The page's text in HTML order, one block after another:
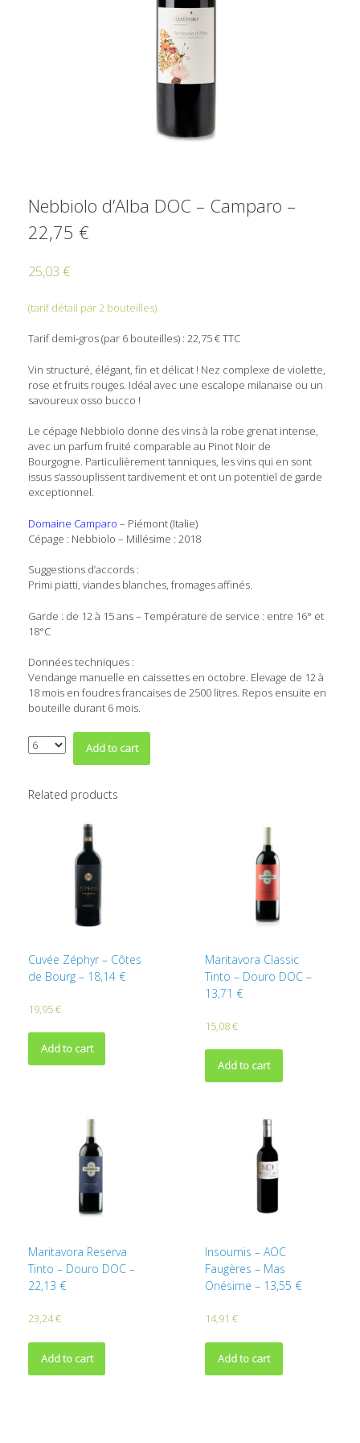
Nebbiolo d’Alba DOC – Camparo –
22,75 €
25,03 €
(tarif détail par 2 bouteilles)
Tarif demi-gros (par 6 bouteilles) : 22,75 € TTC
Vin structuré, élégant, fin et délicat ! Nez complexe de violette,
rose et fruits rouges. Idéal avec une escalope milanaise ou un
savoureux osso bucco !
Le cépage Nebbiolo donne des vins à la robe grenat intense,
avec un parfum fruité comparable au Pinot Noir de
Bourgogne. Particulièrement tanniques, les vins qui en sont
issus s’assouplissent tardivement et ont un potentiel de garde
exceptionnel.
Domaine Camparo – Piémont (Italie)
Cépage : Nebbiolo – Millésime : 2018
Suggestions d’accords :
Primi piatti, viandes blanches, fromages affinés.
Garde : de 12 à 15 ans – Température de service : entre 16° et
18°C
Données techniques :
Vendange manuelle en caissettes en octobre. Elevage de 12 à
18 mois en foudres francaises de 2500 litres. Repos ensuite en
bouteille durant 6 mois.
Quantity
Add to cart
Related products
Cuvée Zéphyr – Côtes
de Bourg – 18,14 €
19,95€
Add to cart
Maritavora Classic
Tinto – Douro DOC –
13,71 €
15,08€
Add to cart
Maritavora Reserva
Tinto – Douro DOC –
22,13 €
23,24€
Add to cart
Insoumis – AOC
Faugères – Mas
Onésime – 13,55 €
14,91€
Add to cart